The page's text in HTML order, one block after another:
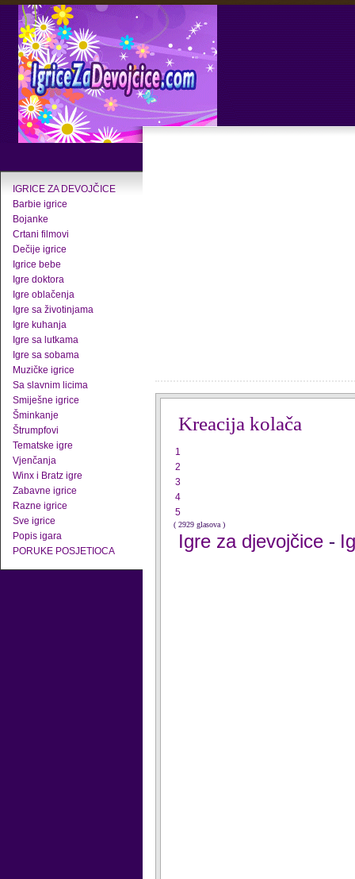
IGRICE ZA DEVOJČICE
Barbie igrice
Bojanke
Crtani filmovi
Dečije igrice
Igrice bebe
Igre doktora
Igre oblačenja
Igre sa životinjama
Igre kuhanja
Igre sa lutkama
Igre sa sobama
Muzičke igrice
Sa slavnim licima
Smiješne igrice
Šminkanje
Štrumpfovi
Tematske igre
Vjenčanja
Winx i Bratz igre
Zabavne igrice
Razne igrice
Sve igrice
Popis igara
PORUKE POSJETIOCA
Kreacija kolača
1
2
3
4
5
( 2929 glasova )
Igre za djevojčice -